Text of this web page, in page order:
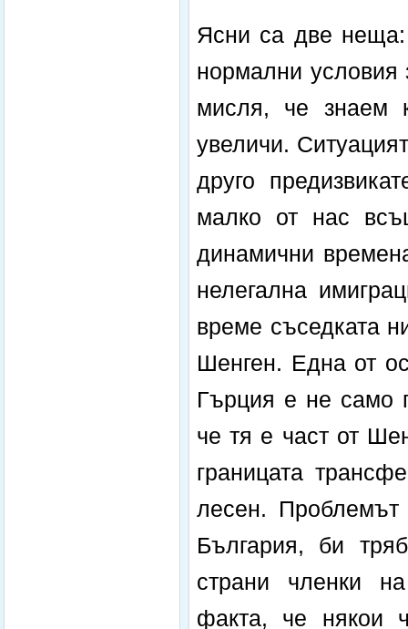
Ясни са две неща:
нормални условия
мисля, че знаем
увеличи.
друго
малко от нас
динамични
нелегална
време съседката
Шенген. Една от
Гърция е не само
че тя е част от
границата
лесен. Проблемът
България, би
страни членки
факта, че някои